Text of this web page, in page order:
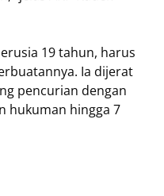
19 tahun, harus
Ia dijerat
pencurian dengan
hukuman hingga 7